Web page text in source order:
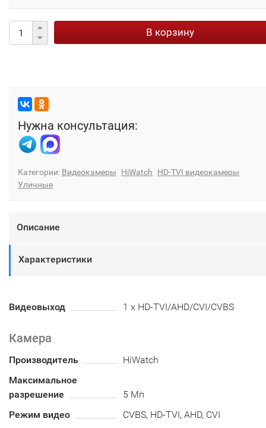
В корзину
Нужна консультация:
Категории: Видеокамеры HiWatch
HD-TVI видеокамеры
Уличные
Описание
Характеристики
Видеовыход 1 х HD-TVI/AHD/CVI/CVBS
Камера
Производитель
HiWatch
Максимальное
разрешение
5 Мп
Режим видео
CVBS, HD-TVI, AHD, CVI